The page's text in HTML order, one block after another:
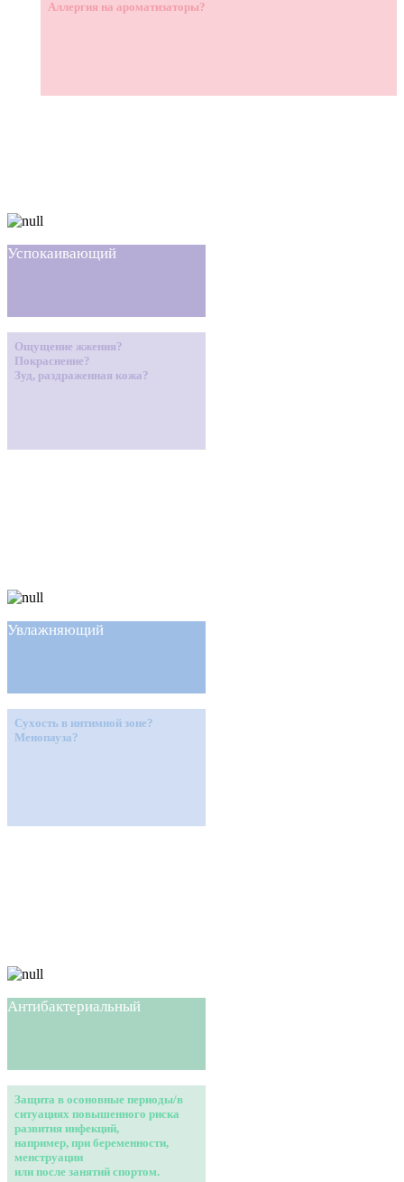
Аллергия на ароматизаторы?
Успокаивающий
Ощущение жжения?
Покраснение?
Зуд, раздраженная кожа?
Увлажняющий
Сухость в интимной зоне?
Менопауза?
Антибактериальный
Защита в осоновные периоды/в
ситуациях повышенного риска
развития инфекций,
например, при беременности,
менструации
или после занятий спортом.